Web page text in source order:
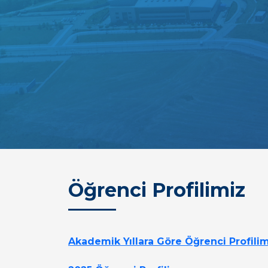
Öğrenci Profilimiz
Akademik Yıllara Göre Öğrenci